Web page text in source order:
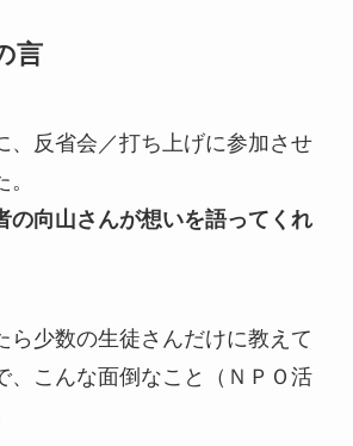
言
、反省会／打ち上げに参加させ
の向山さんが想いを語ってくれ
ら少数の生徒さんだけに教えて
、こんな面倒なこと（ＮＰＯ活